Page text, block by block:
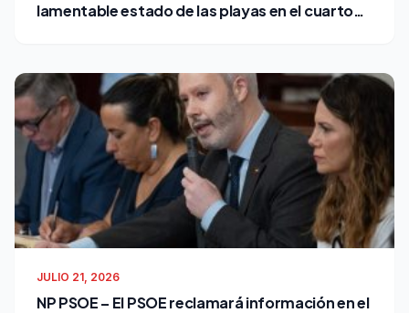
lamentable estado de las playas en el cuarto
JULIO 21, 2026
NP PSOE – El PSOE reclamará información en el